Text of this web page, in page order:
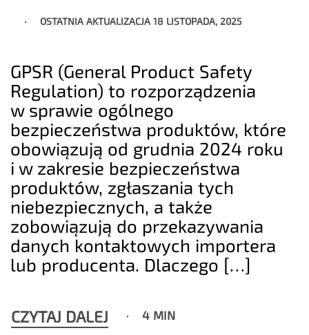
OSTATNIA AKTUALIZACJA18 LISTOPADA, 2025
GPSR (General Product Safety
Regulation) to rozporządzenia
w sprawie ogólnego
bezpieczeństwa produktów, które
obowiązują od grudnia 2024 roku
i w zakresie bezpieczeństwa
produktów, zgłaszania tych
niebezpiecznych, a także
zobowiązują do przekazywania
danych kontaktowych importera
lub producenta. Dlaczego […]
CZYTAJ DALEJ 4 MIN